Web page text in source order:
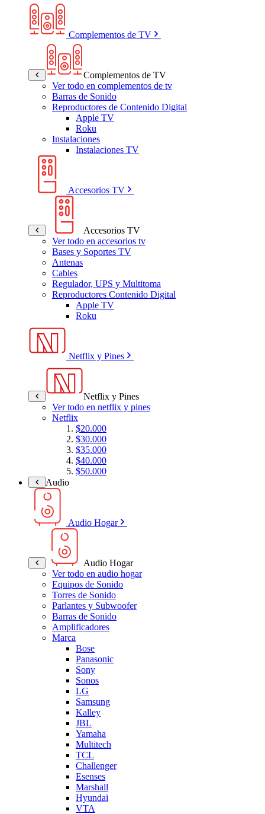
Complementos de TV
Complementos de TV
Ver todo en complementos de tv
Barras de Sonido
Reproductores de Contenido Digital
Apple TV
Roku
Instalaciones
Instalaciones TV
Accesorios TV
Accesorios TV
Ver todo en accesorios tv
Bases y Soportes TV
Antenas
Cables
Regulador, UPS y Multitoma
Reproductores Contenido Digital
Apple TV
Roku
Netflix y Pines
Netflix y Pines
Ver todo en netflix y pines
Netflix
$20.000
$30.000
$35.000
$40.000
$50.000
Audio
Audio Hogar
Audio Hogar
Ver todo en audio hogar
Equipos de Sonido
Torres de Sonido
Parlantes y Subwoofer
Barras de Sonido
Amplificadores
Marca
Bose
Panasonic
Sony
Sonos
LG
Samsung
Kalley
JBL
Yamaha
Multitech
TCL
Challenger
Esenses
Marshall
Hyundai
VTA